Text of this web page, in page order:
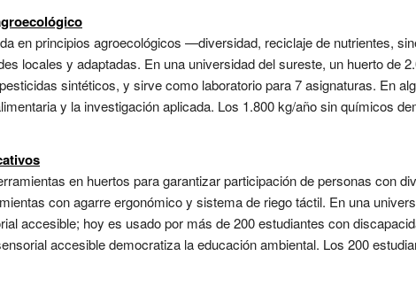
en principios agroecológicos —diversidad, reciclaje de nutrientes,
locales y adaptadas. En una universidad del sureste, un huerto de
sintéticos, y sirve como laboratorio para 7 asignaturas. En
y la investigación aplicada. Los 1.800 kg/año sin químicos
en huertos para garantizar participación de personas con
con agarre ergonómico y sistema de riego táctil. En una
accesible; hoy es usado por más de 200 estudiantes con
accesible democratiza la educación ambiental. Los 200